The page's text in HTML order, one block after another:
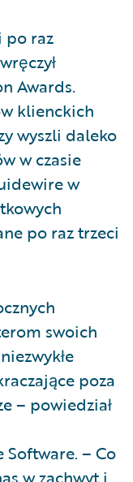
po raz
Awards.
klienckich
wyszli daleko
w czasie
w
po raz trzeci
swoich
poza
– powiedział
– Co
w zachwyt i